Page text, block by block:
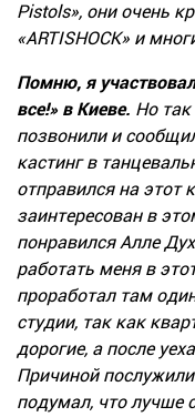
Pistols», они очень
«ARTISHOCK» и
Помню, я
все!» в Киеве. Но
позвонили и
кастинг в
отправился на этот
заинтересован в
понравился Алле
работать меня в
проработал там
студии, так как
дорогие, а после
Причиной
подумал, что лучше